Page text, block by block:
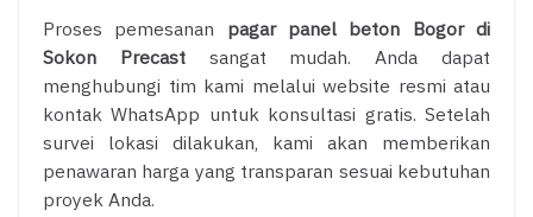
Proses pemesanan pagar panel beton Bogor di
Sokon Precastsangat mudah. Anda dapat
menghubungi tim kami melalui website resmi atau
kontak WhatsApp untuk konsultasi gratis. Setelah
survei lokasi dilakukan, kami akan memberikan
penawaran harga yang transparan sesuai kebutuhan
proyek Anda.